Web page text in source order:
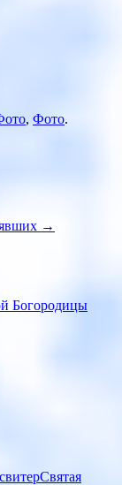
, Фото.
→
Богородицы
Святая